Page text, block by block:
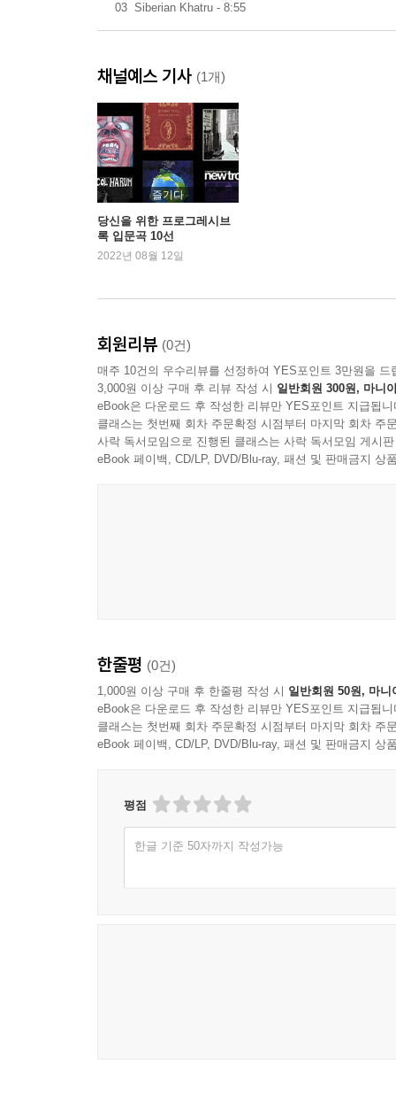
03 Siberian Khatru - 8:55
채널예스 기사 (1개)
즐기다
당신을 위한 프로그레시브
록 입문곡 10선
2022년 08월 12일
회원리뷰 (0건)
매주 10건의 우수리뷰를 선정하여 YES포인트 3만원을 드
3,000원 이상 구매 후 리뷰 작성 시 일반회원 300원, 마니
eBook은 다운로드 후 작성한 리뷰만 YES포인트 지급됩니
클래스는 첫번째 회차 주문확정 시점부터 마지막 회차 주
사락 독서모임으로 진행된 클래스는 사락 독서모임 게시
eBook 페이백, CD/LP, DVD/Blu-ray, 패션 및 판매금지 상
한줄평 (0건)
1,000원 이상 구매 후 한줄평 작성 시 일반회원 50원, 마니
eBook은 다운로드 후 작성한 리뷰만 YES포인트 지급됩니
클래스는 첫번째 회차 주문확정 시점부터 마지막 회차 주
eBook 페이백, CD/LP, DVD/Blu-ray, 패션 및 판매금지 상
평점
한글 기준 50자까지 작성가능